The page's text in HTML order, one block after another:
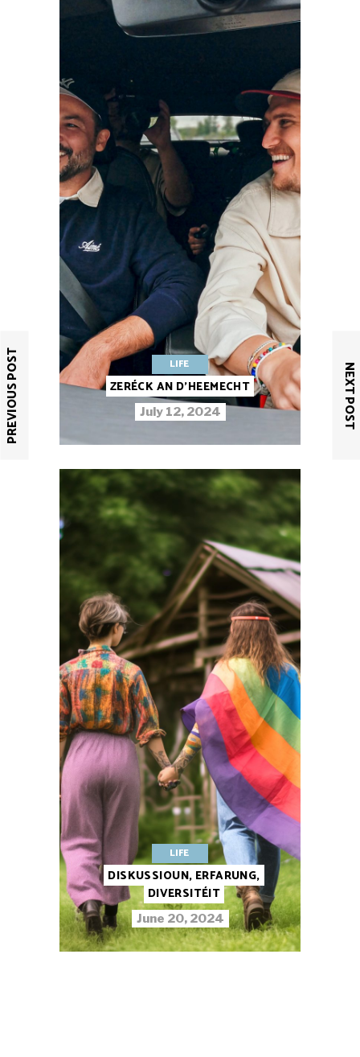
PREVIOUS POST NEXT POST
LIFE
ZERÉCK AN D’HEEMECHT
July 12, 2024
LIFE
DISKUSSIOUN, ERFARUNG,
DIVERSITÉIT
June 20, 2024